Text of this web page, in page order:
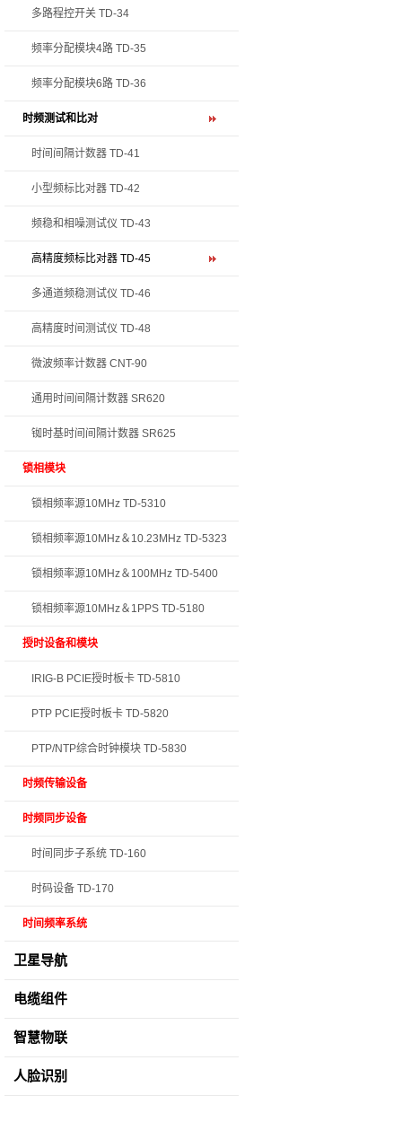
多路程控开关 TD-34
频率分配模块4路 TD-35
频率分配模块6路 TD-36
时频测试和比对
时间间隔计数器 TD-41
小型频标比对器 TD-42
频稳和相噪测试仪 TD-43
高精度频标比对器 TD-45
多通道频稳测试仪 TD-46
高精度时间测试仪 TD-48
微波频率计数器 CNT-90
通用时间间隔计数器 SR620
铷时基时间间隔计数器 SR625
锁相模块
锁相频率源10MHz TD-5310
锁相频率源10MHz＆10.23MHz TD-5323
锁相频率源10MHz＆100MHz TD-5400
锁相频率源10MHz＆1PPS TD-5180
授时设备和模块
IRIG-B PCIE授时板卡 TD-5810
PTP PCIE授时板卡 TD-5820
PTP/NTP综合时钟模块 TD-5830
时频传输设备
时频同步设备
时间同步子系统 TD-160
时码设备 TD-170
时间频率系统
卫星导航
电缆组件
智慧物联
人脸识别